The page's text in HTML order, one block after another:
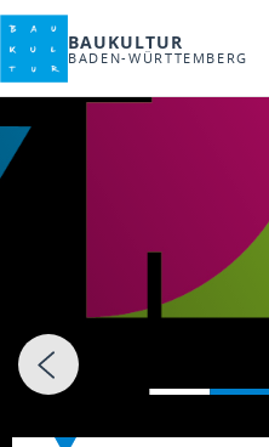
BAUKULTUR
BADEN-WÜRTTEMBERG